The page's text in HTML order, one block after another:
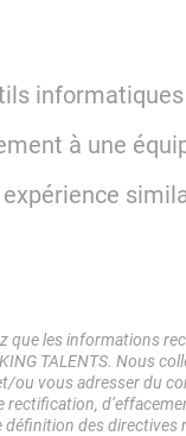
informatiques
à une
que les informations
TALENTS. Nous
ou vous adresser du
rectification,
des